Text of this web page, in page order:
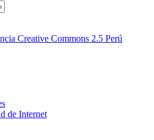
Creative Commons 2.5 Perú
de Internet